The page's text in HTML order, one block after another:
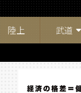
陸上 武道